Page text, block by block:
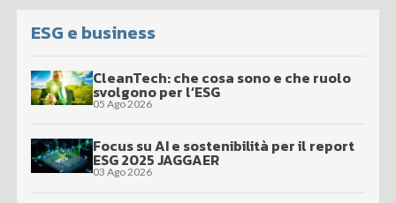
ESG e business
CleanTech: che cosa sono e che ruolo
svolgono per l’ESG
05 Ago 2026
Focus su AI e sostenibilità per il report
ESG 2025 JAGGAER
03 Ago 2026